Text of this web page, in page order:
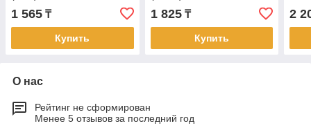
1 565 ₸
Купить
1 825₸
Купить
2
О нас
Рейтинг не сформирован
Менее 5 отзывов за последний год